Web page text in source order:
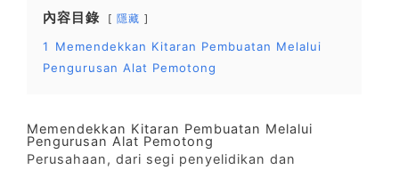
內容目錄 隱藏
1
Memendekkan Kitaran Pembuatan Melalui
Pengurusan Alat Pemotong
Memendekkan Kitaran Pembuatan Melalui
Pengurusan Alat Pemotong
Perusahaan, dari segi penyelidikan dan